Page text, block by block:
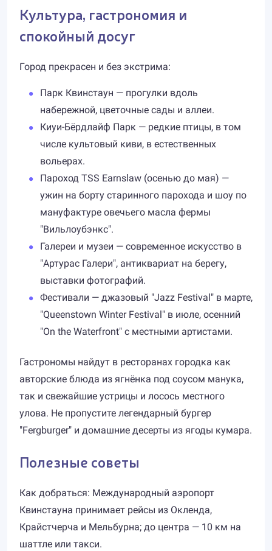
Культура, гастрономия и
спокойный досуг
Город прекрасен и без экстрима:
Парк Квинстаун — прогулки вдоль
набережной, цветочные сады и аллеи.
Киуи-Бёрдлайф Парк — редкие птицы, в том
числе культовый киви, в естественных
вольерах.
Пароход TSS Earnslaw (осенью до мая) —
ужин на борту старинного парохода и шоу по
мануфактуре овечьего масла фермы
"Вильлоубэнкс".
Галереи и музеи — современное искусство в
"Артурас Галери", антиквариат на берегу,
выставки фотографий.
Фестивали — джазовый "Jazz Festival" в марте,
"Queenstown Winter Festival" в июле, осенний
"On the Waterfront" с местными артистами.
Гастрономы найдут в ресторанах городка как
авторские блюда из ягнёнка под соусом манука,
так и свежайшие устрицы и лосось местного
улова. Не пропустите легендарный бургер
"Fergburger" и домашние десерты из ягоды кумара.
Полезные советы
Как добраться: Международный аэропорт
Квинстауна принимает рейсы из Окленда,
Крайстчерча и Мельбурна; до центра — 10 км на
шаттле или такси.